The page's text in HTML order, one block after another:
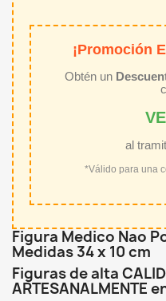
¡Promoción
Obtén un
al
*Válido para una
Figura Medico Nao
Medidas 34 x 10 cm
Figuras de alta
ARTESANALMENTE